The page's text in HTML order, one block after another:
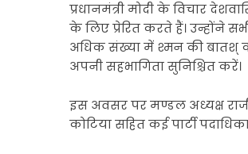
प्रधानमंत्री मोदी के विचार
के लिए प्रेरित करते हैं। उन्होंने
अधिक संख्या में श्मन की बातश्
अपनी सहभागिता सुनिश्चित करें।
इस अवसर पर मण्डल अध्यक्ष
कोटिया सहित कई पार्टी